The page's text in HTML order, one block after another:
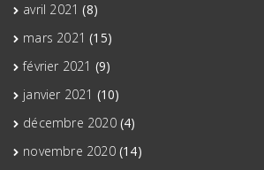
avril 2021 (8)
mars 2021 (15)
février 2021 (9)
janvier 2021 (10)
décembre 2020(4)
novembre 2020(14)